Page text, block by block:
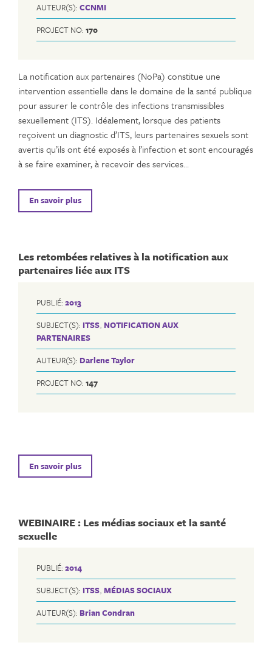
AUTEUR(S): CCNMI
PROJECT NO: 170
La notification aux partenaires (NoPa) constitue une
intervention essentielle dans le domaine de la santé publique
pour assurer le contrôle des infections transmissibles
sexuellement (ITS). Idéalement, lorsque des patients
reçoivent un diagnostic d’ITS, leurs partenaires sexuels sont
avertis qu’ils ont été exposés à l’infection et sont encouragés
à se faire examiner, à recevoir des services…
En savoir plus
Les retombées relatives à la notification aux
partenaires liée aux ITS
PUBLIÉ: 2013
SUBJECT(S): ITSS, NOTIFICATION AUX
PARTENAIRES
AUTEUR(S): Darlene Taylor
PROJECT NO: 147
En savoir plus
WEBINAIRE : Les médias sociaux et la santé
sexuelle
PUBLIÉ: 2014
SUBJECT(S): ITSS, MÉDIAS SOCIAUX
AUTEUR(S): Brian Condran